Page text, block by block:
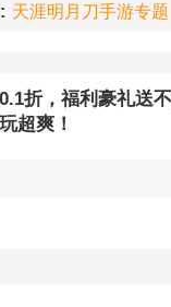
天涯明月刀手游专题
折，福利豪礼送
超爽！